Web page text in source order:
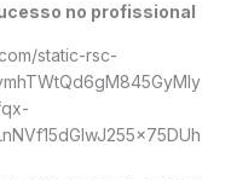
no profissional